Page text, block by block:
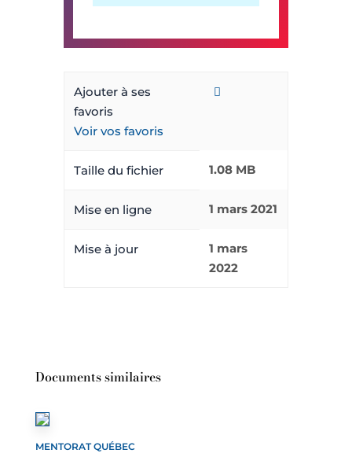
Ajouter à ses
favoris
Voir vos favoris
Taille du fichier 1.08 MB
Mise en ligne 1 mars 2021
Mise à jour
1 mars
2022
Documents similaires
MENTORAT QUÉBEC